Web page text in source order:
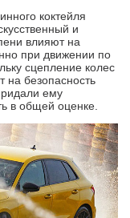
коктейля
и
влияют на
при движении по
сцепление колес
безопасность
ему
в общей оценке.